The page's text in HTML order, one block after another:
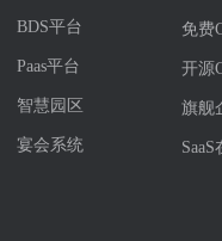
BDS平台
Paas平台
智慧园区
宴会系统
免费
开源
旗舰